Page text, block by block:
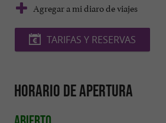
Agregar a mi diaro de viajes
TARIFAS Y RESERVAS
Horario de apertura